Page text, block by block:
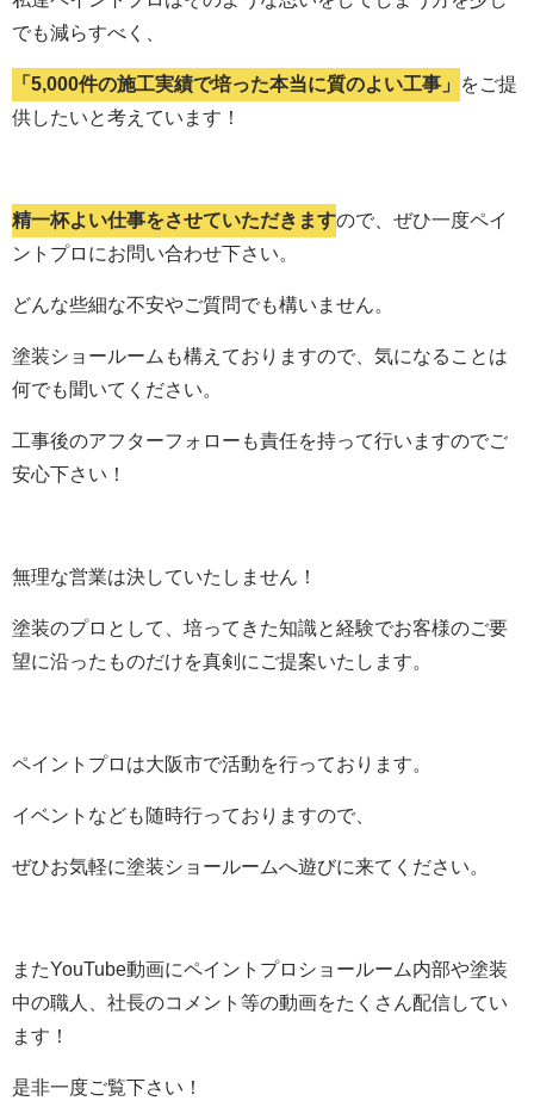
でも減らすべく、
「5,000件の施工実績で培った本当に質のよい工事」
をご提
供したいと考えています！
精一杯よい仕事をさせていただきますので、ぜひ一度ペイ
ントプロにお問い合わせ下さい。
どんな些細な不安やご質問でも構いません。
塗装ショールームも構えておりますので、気になることは
何でも聞いてください。
工事後のアフターフォローも責任を持って行いますのでご
安心下さい！
無理な営業は決していたしません！
塗装のプロとして、培ってきた知識と経験でお客様のご要
望に沿ったものだけを真剣にご提案いたします。
ペイントプロは大阪市で活動を行っております。
イベントなども随時行っておりますので、
ぜひお気軽に塗装ショールームへ遊びに来てください。
またYouTube動画にペイントプロショールーム内部や塗装
中の職人、社長のコメント等の動画をたくさん配信してい
ます！
是非一度ご覧下さい！